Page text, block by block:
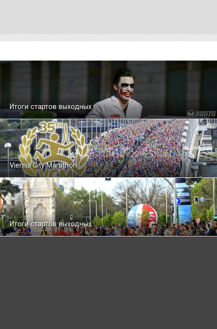
Итоги стартов выходных
Vienna City Marathon
Итоги стартов выходных